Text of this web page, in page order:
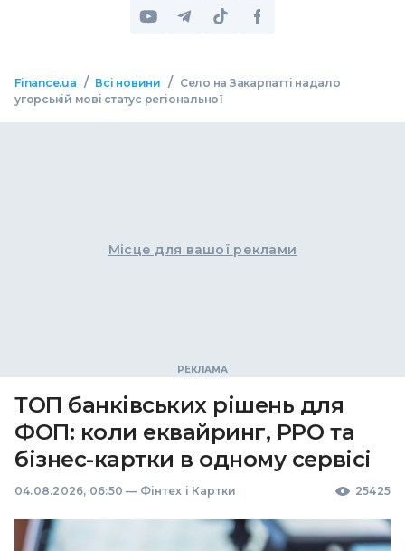
Finance.ua / Всі новини /
Село на Закарпатті надало
угорській мові статус регіональної
Місце для вашої реклами
ТОП банківських рішень для
ФОП: коли еквайринг, РРО та
бізнес-картки в одному сервісі
04.08.2026, 06:50 — Фінтех і Картки 25425